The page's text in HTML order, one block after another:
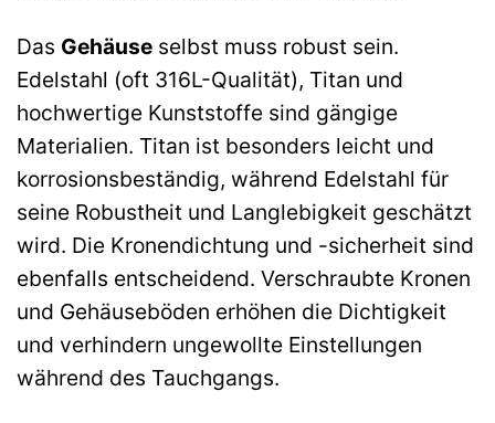
Das Gehäuse selbst muss robust sein.
Edelstahl (oft 316L-Qualität), Titan und
hochwertige Kunststoffe sind gängige
Materialien. Titan ist besonders leicht und
korrosionsbeständig, während Edelstahl für
seine Robustheit und Langlebigkeit geschätzt
wird. Die Kronendichtung und -sicherheit sind
ebenfalls entscheidend. Verschraubte Kronen
und Gehäuseböden erhöhen die Dichtigkeit
und verhindern ungewollte Einstellungen
während des Tauchgangs.